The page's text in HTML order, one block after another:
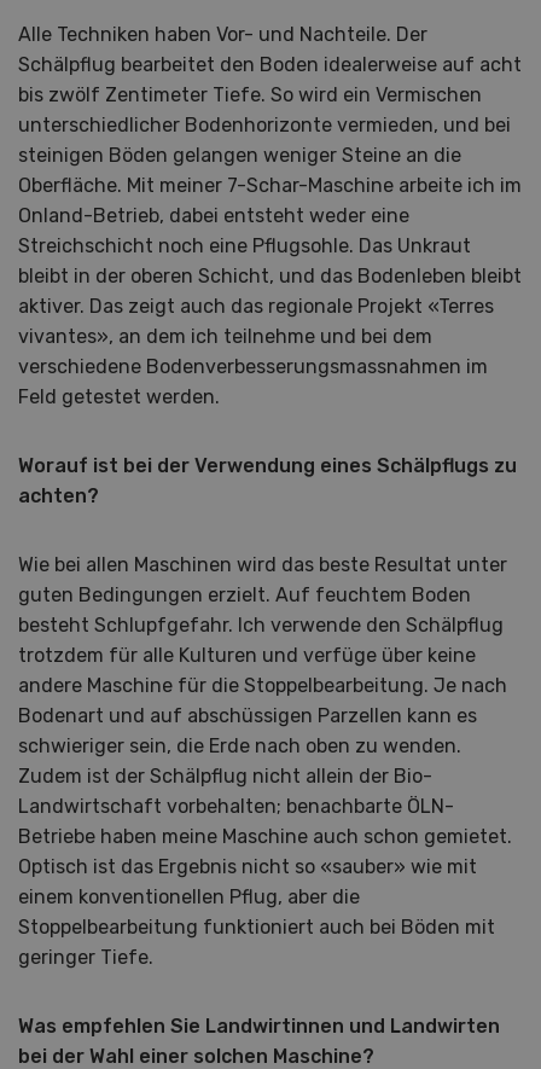
Alle Techniken haben Vor- und Nachteile. Der
Schälpflug bearbeitet den Boden idealerweise auf acht
bis zwölf Zentimeter Tiefe. So wird ein Vermischen
unterschiedlicher Bodenhorizonte vermieden, und bei
steinigen Böden gelangen weniger Steine an die
Oberfläche. Mit meiner 7-Schar-Maschine arbeite ich im
Onland-Betrieb, dabei entsteht weder eine
Streichschicht noch eine Pflugsohle. Das Unkraut
bleibt in der oberen Schicht, und das Bodenleben bleibt
aktiver. Das zeigt auch das regionale Projekt «Terres
vivantes», an dem ich teilnehme und bei dem
verschiedene Bodenverbesserungsmassnahmen im
Feld getestet werden.
Worauf ist bei der Verwendung eines Schälpflugs zu
achten?
Wie bei allen Maschinen wird das beste Resultat unter
guten Bedingungen erzielt. Auf feuchtem Boden
besteht Schlupfgefahr. Ich verwende den Schälpflug
trotzdem für alle Kulturen und verfüge über keine
andere Maschine für die Stoppelbearbeitung. Je nach
Bodenart und auf abschüssigen Parzellen kann es
schwieriger sein, die Erde nach oben zu wenden.
Zudem ist der Schälpflug nicht allein der Bio-
Landwirtschaft vorbehalten; benachbarte ÖLN-
Betriebe haben meine Maschine auch schon gemietet.
Optisch ist das Ergebnis nicht so «sauber» wie mit
einem konventionellen Pflug, aber die
Stoppelbearbeitung funktioniert auch bei Böden mit
geringer Tiefe.
Was empfehlen Sie Landwirtinnen und Landwirten
bei der Wahl einer solchen Maschine?